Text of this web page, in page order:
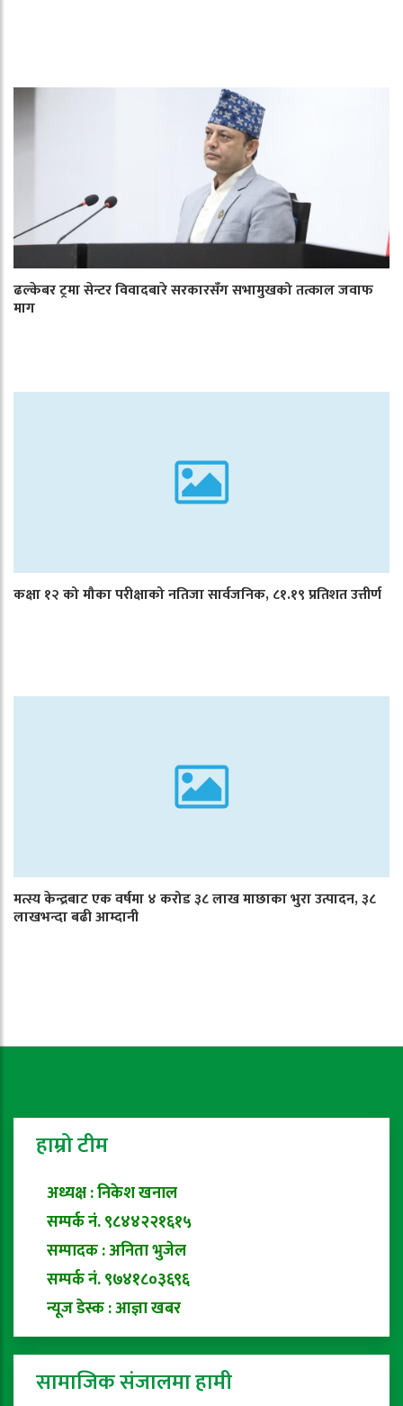
ढल्केबर ट्रमा सेन्टर विवादबारे सरकारसँग सभामुखको तत्काल जवाफ
माग
कक्षा १२ को मौका परीक्षाको नतिजा सार्वजनिक, ८१.१९ प्रतिशत उत्तीर्ण
मत्स्य केन्द्रबाट एक वर्षमा ४ करोड ३८ लाख माछाका भुरा उत्पादन, ३८
लाखभन्दा बढी आम्दानी
हाम्रो टीम
अध्यक्ष : निकेश खनाल
सम्पर्क नं. ९८४४२२१६१५
सम्पादक : अनिता भुजेल
सम्पर्क नं. ९७४१८०३६९६
न्यूज डेस्क : आज्ञा खबर
सामाजिक संजालमा हामी